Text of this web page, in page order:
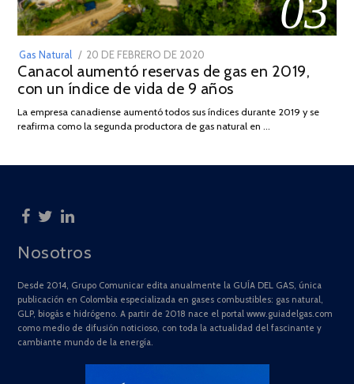
03
Gas Natural
POSTED
ON
20 DE FEBRERO DE 2020
DE
JULIO
2025
Canacol aumentó reservas de gas en 2019,
con un índice de vida de 9 años
La empresa canadiense aumentó todos sus índices durante 2019 y se
reafirma como la segunda productora de gas natural en …
Nosotros
Desde 2014, Grupo Comunicar edita anualmente la GUÍA DEL GAS, única
publicación en Colombia especializada en gases combustibles: gas natural,
GLP, biogás e hidrógeno. A partir de 2018 nace el portal www.guiadelgas.com
como medio de difusión noticioso, con toda la actualidad del fascinante y
cambiante mundo de la energía.